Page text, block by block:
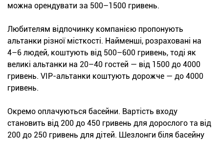
можна орендувати за 500–1500 гривень.
Любителям відпочинку компанією пропонують
альтанки різної місткості. Найменші, розраховані на
4–6 людей, коштують від 500–600 гривень, тоді як
великі альтанки на 20–40 гостей — від 1500 до 4000
гривень. VIP-альтанки коштують дорожче — до 4000
гривень.
Окремо оплачуються басейни. Вартість входу
становить від 200 до 450 гривень для дорослого та від
200 до 250 гривень для дітей. Шезлонги біля басейну